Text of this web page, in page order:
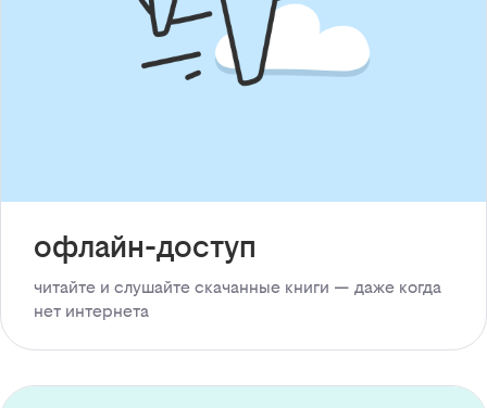
офлайн-доступ
читайте и слушайте скачанные книги — даже когда
нет интернета